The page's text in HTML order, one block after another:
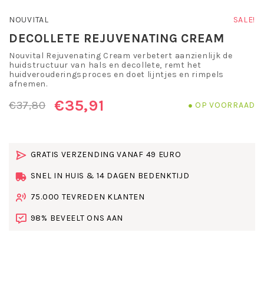
NOUVITAL SALE!
DECOLLETE REJUVENATING CREAM
Nouvital Rejuvenating Cream verbetert aanzienlijk de
huidstructuur van hals en decollete, remt het
huidverouderingsproces en doet lijntjes en rimpels
afnemen.
€37,80 €35,91 OP VOORRAAD
GRATIS VERZENDING VANAF 49 EURO
SNEL IN HUIS & 14 DAGEN BEDENKTIJD
75.000 TEVREDEN KLANTEN
98% BEVEELT ONS AAN